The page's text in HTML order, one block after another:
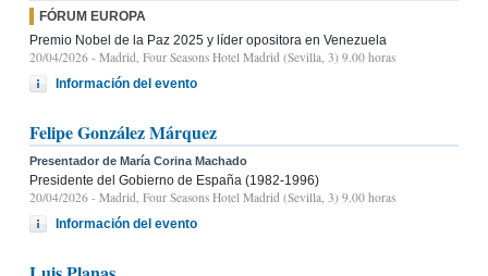
FÓRUM EUROPA
Premio Nobel de la Paz 2025 y líder opositora en Venezuela
20/04/2026 - Madrid, Four Seasons Hotel Madrid (Sevilla, 3) 9.00 horas
Información del evento
Felipe González Márquez
Presentador de María Corina Machado
Presidente del Gobierno de España (1982-1996)
20/04/2026 - Madrid, Four Seasons Hotel Madrid (Sevilla, 3) 9.00 horas
Información del evento